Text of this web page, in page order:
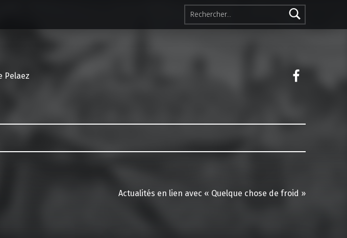
Rechercher :
Pelaez
Actualités en lien avec « Quelque chose de froid »